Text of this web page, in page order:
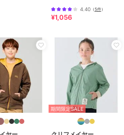
ヤー
／パーカー
／パーカー
／パーカー
、L/GRAY、RED、
4.40（5件）
¥1,056
期間限定SALE